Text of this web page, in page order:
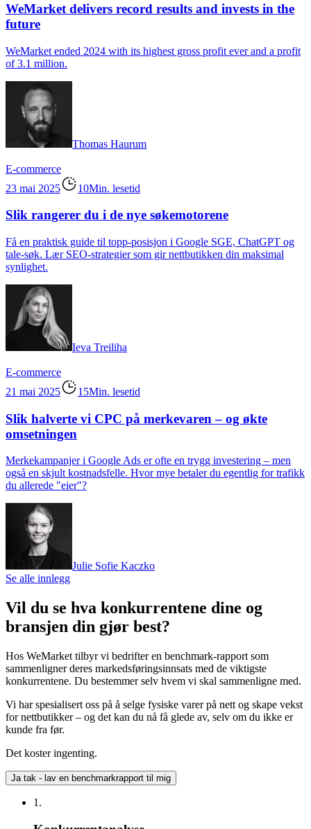
WeMarket delivers record results and invests in the
future
WeMarket ended 2024 with its highest gross profit ever and a profit
of 3.1 million.
Thomas Haurum
E-commerce
23 mai 2025
10Min. lesetid
Slik rangerer du i de nye søkemotorene
Få en praktisk guide til topp-posisjon i Google SGE, ChatGPT og
tale-søk. Lær SEO-strategier som gir nettbutikken din maksimal
synlighet.
Ieva Treiliha
E-commerce
21 mai 2025
15Min. lesetid
Slik halverte vi CPC på merkevaren – og økte
omsetningen
Merkekampanjer i Google Ads er ofte en trygg investering – men
også en skjult kostnadsfelle. Hvor mye betaler du egentlig for trafikk
du allerede "eier"?
Julie Sofie Kaczko
Se alle innlegg
Vil du se hva konkurrentene dine og
bransjen din gjør best?
Hos WeMarket tilbyr vi bedrifter en benchmark-rapport som
sammenligner deres markedsføringsinnsats med de viktigste
konkurrentene. Du bestemmer selv hvem vi skal sammenligne med.
Vi har spesialisert oss på å selge fysiske varer på nett og skape vekst
for nettbutikker – og det kan du nå få glede av, selv om du ikke er
kunde fra før.
Det koster ingenting.
Ja tak - lav en benchmarkrapport til mig
1.